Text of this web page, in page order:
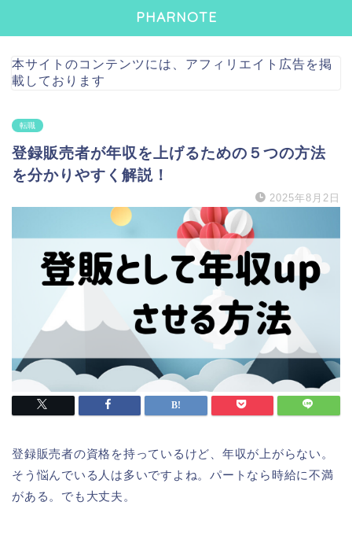
PHARNOTE
本サイトのコンテンツには、アフィリエイト広告を掲
載しております
転職
登録販売者が年収を上げるための５つの方法
を分かりやすく解説！
2025年8月2日
登録販売者の資格を持っているけど、年収が上がらない。
そう悩んでいる人は多いですよね。パートなら時給に不満
がある。でも大丈夫。